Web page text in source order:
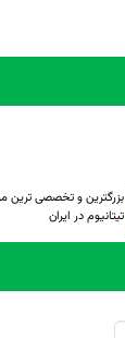
بزرگترین و تخصصی ترین
تیتانیوم در ایران